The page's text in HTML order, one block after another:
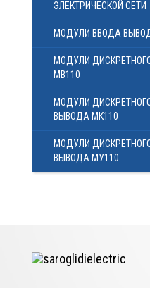
ЭЛЕКТРИЧЕСКОЙ СЕТИ
МОДУЛИ ВВОДА
МОДУЛИ
МВ110
МОДУЛИ
ВЫВОДА МК110
МОДУЛИ
ВЫВОДА МУ110